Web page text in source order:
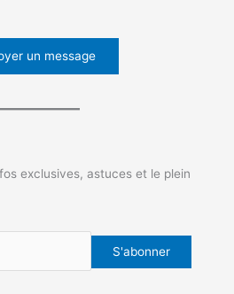
un message
exclusives, astuces et le plein